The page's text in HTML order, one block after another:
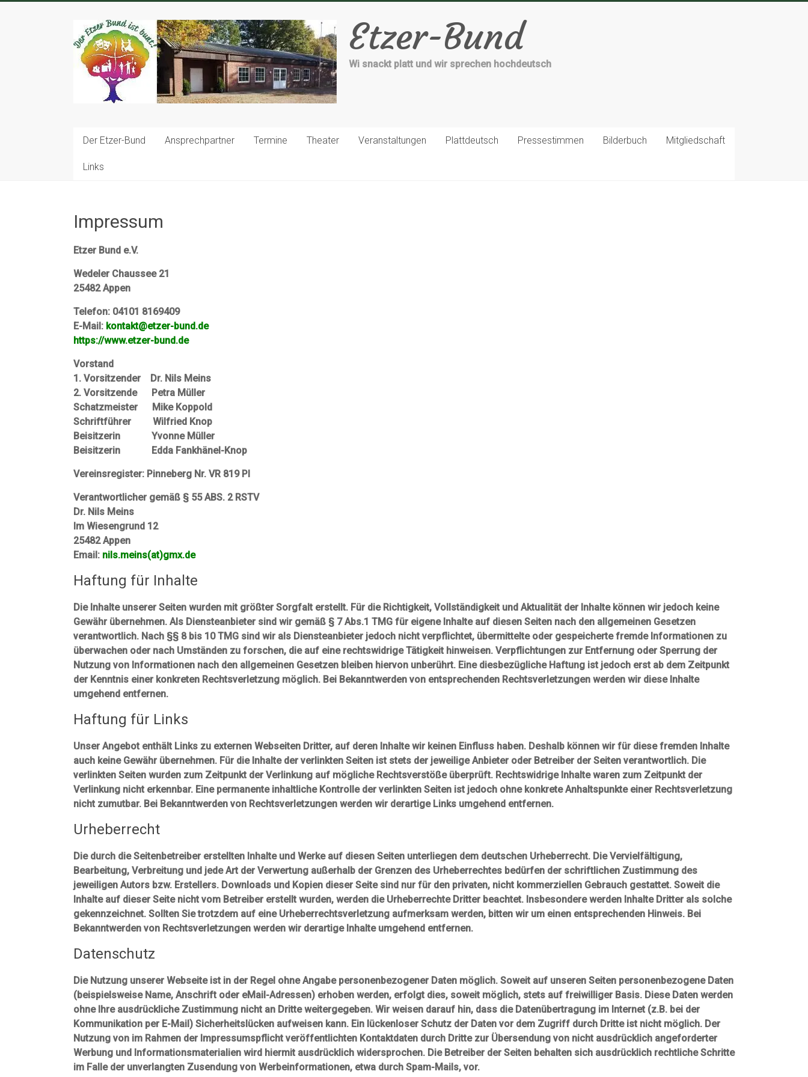
Etzer-Bund
Wi snackt platt und wir sprechen hochdeutsch
Der Etzer-Bund Ansprechpartner Termine Theater Veranstaltungen Plattdeutsch Pressestimmen Bilderbuch Mitgliedschaft
Links
Impressum
Etzer Bund e.V.
Wedeler Chaussee 21
25482 Appen
Telefon: 04101 8169409
E-Mail: kontakt@etzer-bund.de
https://www.etzer-bund.de
Vorstand
1. Vorsitzender Dr. Nils Meins
2. Vorsitzende Petra Müller
Schatzmeister Mike Koppold
Schriftführer Wilfried Knop
Beisitzerin Yvonne Müller
Beisitzerin Edda Fankhänel-Knop
Vereinsregister: Pinneberg Nr. VR 819 PI
Verantwortlicher gemäß § 55 ABS. 2 RSTV
Dr. Nils Meins
Im Wiesengrund 12
25482 Appen
Email: nils.meins(at)gmx.de
Haftung für Inhalte
Die Inhalte unserer Seiten wurden mit größter Sorgfalt erstellt. Für die Richtigkeit, Vollständigkeit und Aktualität der Inhalte können wir jedoch keine
Gewähr übernehmen. Als Diensteanbieter sind wir gemäß § 7 Abs.1 TMG für eigene Inhalte auf diesen Seiten nach den allgemeinen Gesetzen
verantwortlich. Nach §§ 8 bis 10 TMG sind wir als Diensteanbieter jedoch nicht verpflichtet, übermittelte oder gespeicherte fremde Informationen zu
überwachen oder nach Umständen zu forschen, die auf eine rechtswidrige Tätigkeit hinweisen. Verpflichtungen zur Entfernung oder Sperrung der
Nutzung von Informationen nach den allgemeinen Gesetzen bleiben hiervon unberührt. Eine diesbezügliche Haftung ist jedoch erst ab dem Zeitpunkt
der Kenntnis einer konkreten Rechtsverletzung möglich. Bei Bekanntwerden von entsprechenden Rechtsverletzungen werden wir diese Inhalte
umgehend entfernen.
Haftung für Links
Unser Angebot enthält Links zu externen Webseiten Dritter, auf deren Inhalte wir keinen Einfluss haben. Deshalb können wir für diese fremden Inhalte
auch keine Gewähr übernehmen. Für die Inhalte der verlinkten Seiten ist stets der jeweilige Anbieter oder Betreiber der Seiten verantwortlich. Die
verlinkten Seiten wurden zum Zeitpunkt der Verlinkung auf mögliche Rechtsverstöße überprüft. Rechtswidrige Inhalte waren zum Zeitpunkt der
Verlinkung nicht erkennbar. Eine permanente inhaltliche Kontrolle der verlinkten Seiten ist jedoch ohne konkrete Anhaltspunkte einer Rechtsverletzung
nicht zumutbar. Bei Bekanntwerden von Rechtsverletzungen werden wir derartige Links umgehend entfernen.
Urheberrecht
Die durch die Seitenbetreiber erstellten Inhalte und Werke auf diesen Seiten unterliegen dem deutschen Urheberrecht. Die Vervielfältigung,
Bearbeitung, Verbreitung und jede Art der Verwertung außerhalb der Grenzen des Urheberrechtes bedürfen der schriftlichen Zustimmung des
jeweiligen Autors bzw. Erstellers. Downloads und Kopien dieser Seite sind nur für den privaten, nicht kommerziellen Gebrauch gestattet. Soweit die
Inhalte auf dieser Seite nicht vom Betreiber erstellt wurden, werden die Urheberrechte Dritter beachtet. Insbesondere werden Inhalte Dritter als solche
gekennzeichnet. Sollten Sie trotzdem auf eine Urheberrechtsverletzung aufmerksam werden, bitten wir um einen entsprechenden Hinweis. Bei
Bekanntwerden von Rechtsverletzungen werden wir derartige Inhalte umgehend entfernen.
Datenschutz
Die Nutzung unserer Webseite ist in der Regel ohne Angabe personenbezogener Daten möglich. Soweit auf unseren Seiten personenbezogene Daten
(beispielsweise Name, Anschrift oder eMail-Adressen) erhoben werden, erfolgt dies, soweit möglich, stets auf freiwilliger Basis. Diese Daten werden
ohne Ihre ausdrückliche Zustimmung nicht an Dritte weitergegeben. Wir weisen darauf hin, dass die Datenübertragung im Internet (z.B. bei der
Kommunikation per E-Mail) Sicherheitslücken aufweisen kann. Ein lückenloser Schutz der Daten vor dem Zugriff durch Dritte ist nicht möglich. Der
Nutzung von im Rahmen der Impressumspflicht veröffentlichten Kontaktdaten durch Dritte zur Übersendung von nicht ausdrücklich angeforderter
Werbung und Informationsmaterialien wird hiermit ausdrücklich widersprochen. Die Betreiber der Seiten behalten sich ausdrücklich rechtliche Schritte
im Falle der unverlangten Zusendung von Werbeinformationen, etwa durch Spam-Mails, vor.